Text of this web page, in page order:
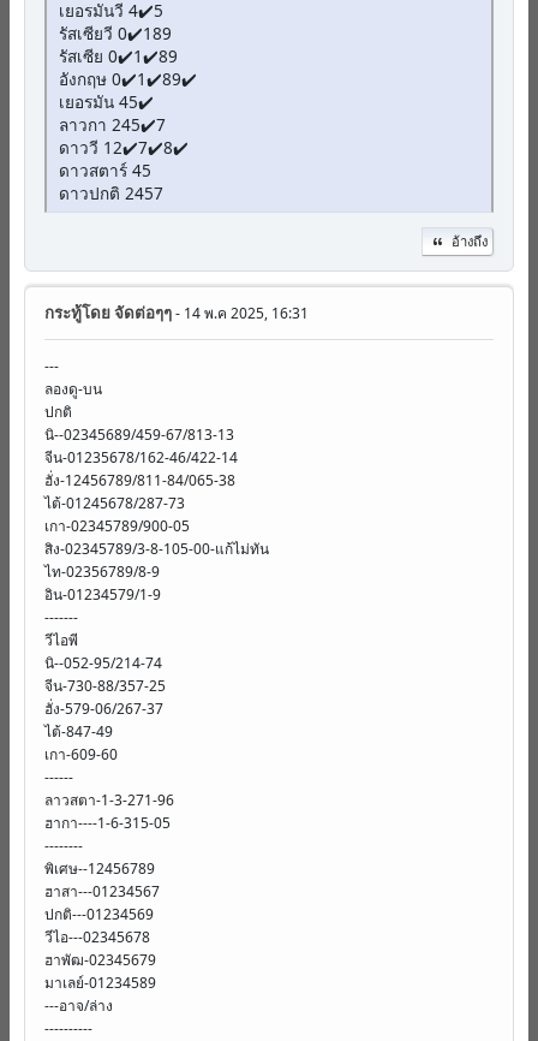
เยอรมันวี 4✔️5
รัสเซียวี 0✔️189
รัสเซีย 0✔️1✔️89
อังกฤษ 0✔️1✔️89✔️
เยอรมัน 45✔️
ลาวกา 245✔️7
ดาววี 12✔️7✔️8✔️
ดาวสตาร์ 45
ดาวปกติ 2457
อ้างถึง
กระทู้โดยจัดต่อๆๆ- 14 พ.ค 2025, 16:31
---
ลองดู-บน
ปกติ
นิ--02345689/459-67/813-13
จีน-01235678/162-46/422-14
ฮั่ง-12456789/811-84/065-38
ไต้-01245678/287-73
เกา-02345789/900-05
สิง-02345789/3-8-105-00-แก้ไม่ทัน
ไท-02356789/8-9
อิน-01234579/1-9
-------
วีไอพี
นิ--052-95/214-74
จีน-730-88/357-25
ฮั่ง-579-06/267-37
ไต้-847-49
เกา-609-60
------
ลาวสตา-1-3-271-96
ฮากา----1-6-315-05
--------
พิเศษ--12456789
ฮาสา---01234567
ปกติ---01234569
วีไอ---02345678
ฮาพัฒ-02345679
มาเลย์-01234589
---อาจ/ล่าง
----------